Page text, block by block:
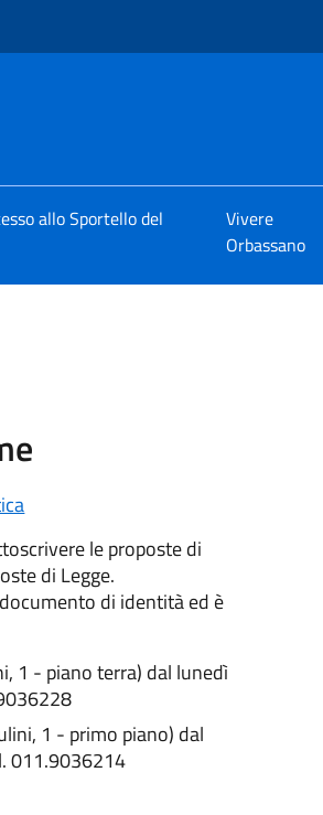
allo Sportello del
Vivere
Orbassano
le proposte di
di Legge.
di identità ed è
1 - piano terra) dal lunedì
1 - primo piano) dal
011.9036214